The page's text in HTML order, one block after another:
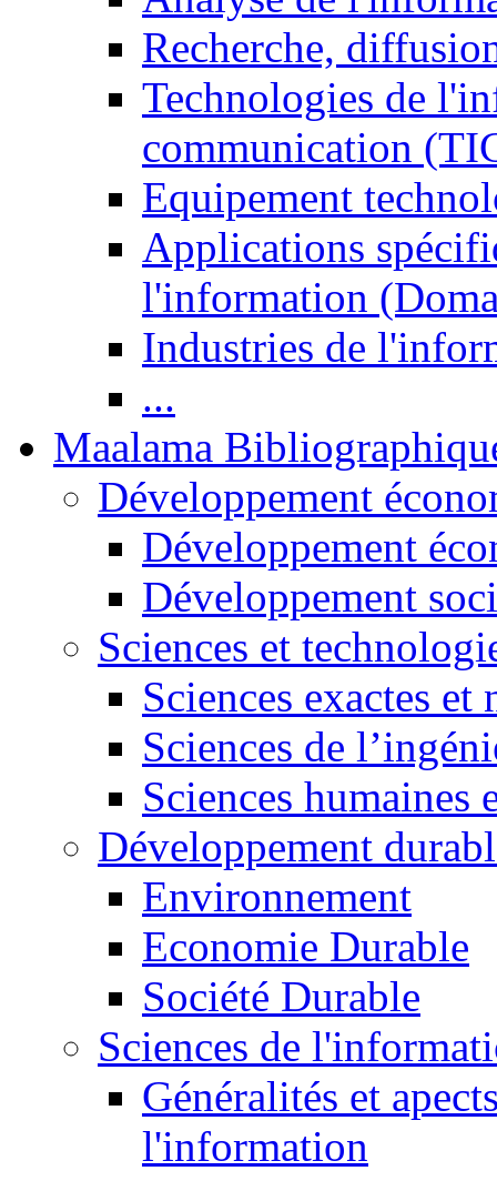
Recherche,
Technologies de
communication
Equipement
Applications
l'information
Industries de
...
Maalama
Développement
Développement
Développement
Sciences et
Sciences exactes et
Sciences de
Sciences humaines
Développement
Environnement
Economie Durable
Société Durable
Sciences de
Généralités et
l'information